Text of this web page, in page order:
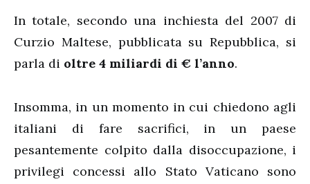
In totale, secondo una inchiesta del 2007 di
Curzio Maltese, pubblicata su Repubblica, si
parla di oltre 4 miliardi di € l’anno.
Insomma, in un momento in cui chiedono agli
italiani di fare sacrifici, in un paese
pesantemente colpito dalla disoccupazione, i
privilegi concessi allo Stato Vaticano sono